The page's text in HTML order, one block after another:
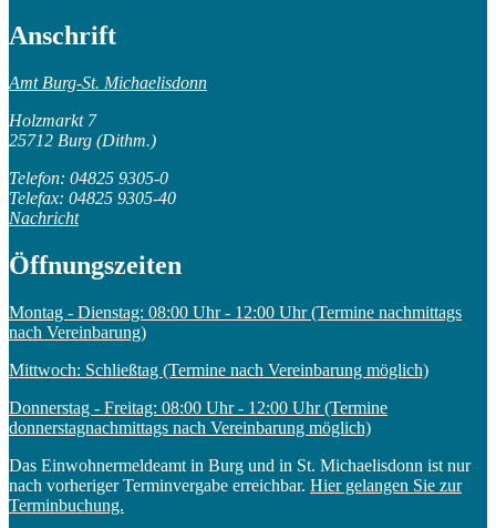
Anschrift
Amt Burg-St. Michaelisdonn
Holzmarkt 7
25712 Burg (Dithm.)
Telefon: 04825 9305-0
Telefax: 04825 9305-40
Nachricht
Öffnungszeiten
Montag - Dienstag: 08:00 Uhr - 12:00 Uhr (Termine nachmittags
nach Vereinbarung)
Mittwoch: Schließtag (Termine nach Vereinbarung möglich)
Donnerstag - Freitag: 08:00 Uhr - 12:00 Uhr (Termine
donnerstagnachmittags nach Vereinbarung möglich)
Das Einwohnermeldeamt in Burg und in St. Michaelisdonn ist nur
nach vorheriger Terminvergabe erreichbar. Hier gelangen Sie zur
Terminbuchung.